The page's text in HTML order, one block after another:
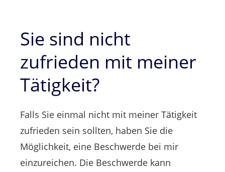
Sie sind nicht
zufrieden mit meiner
Tätigkeit?
Falls Sie einmal nicht mit meiner Tätigkeit
zufrieden sein sollten, haben Sie die
Möglichkeit, eine Beschwerde bei mir
einzureichen. Die Beschwerde kann